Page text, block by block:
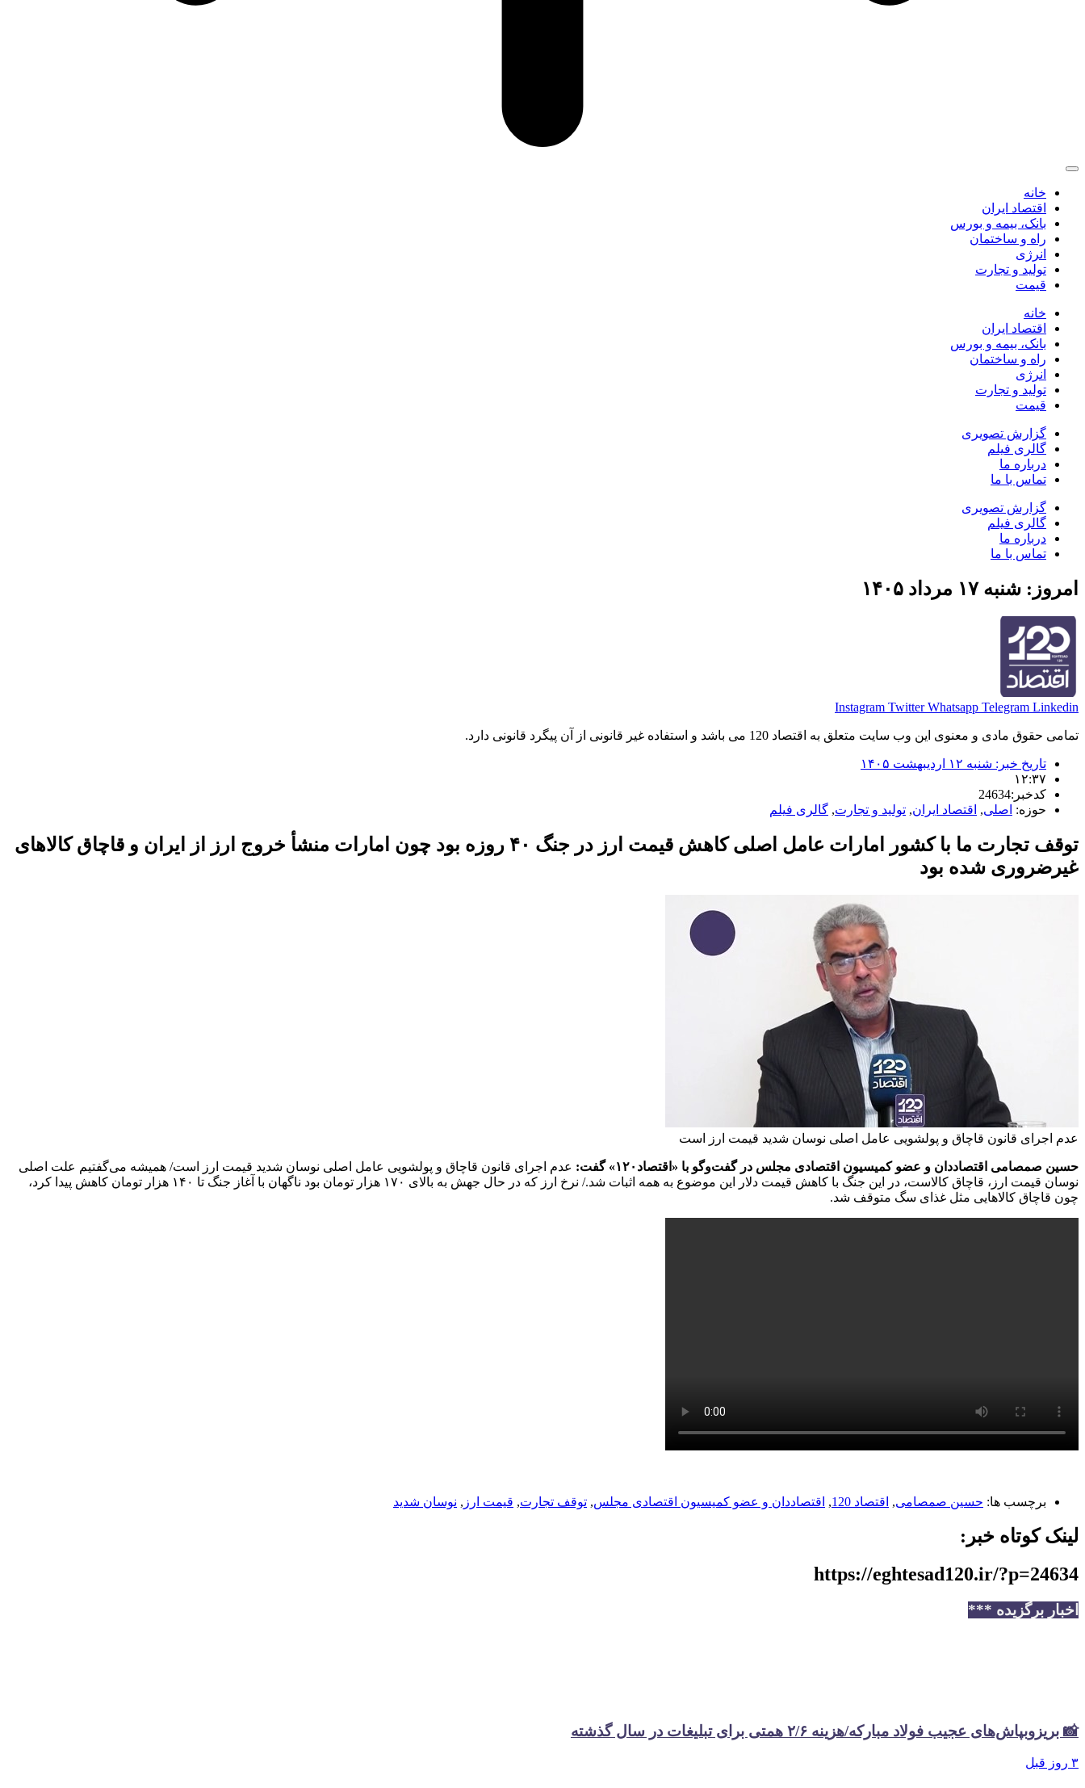
خانه
اقتصاد ایران
بانک، بیمه و بورس
راه و ساختمان
انرژی
تولید و تجارت
قیمت
خانه
اقتصاد ایران
بانک، بیمه و بورس
راه و ساختمان
انرژی
تولید و تجارت
قیمت
گزارش تصویری
گالری فیلم
درباره ما
تماس با ما
گزارش تصویری
گالری فیلم
درباره ما
تماس با ما
امروز: شنبه ۱۷ مرداد ۱۴۰۵
Instagram Twitter Whatsapp Telegram Linkedin
تمامی حقوق مادی و معنوی این وب سایت متعلق به اقتصاد 120 می باشد و استفاده غیر قانونی از آن پیگرد قانونی دارد.
تاریخ خبر: شنبه ۱۲ اردیبهشت ۱۴۰۵
۱۲:۳۷
کدخبر:24634
حوزه: اصلی, اقتصاد ایران, تولید و تجارت, گالری فیلم
توقف تجارت ما با کشور امارات عامل اصلی کاهش قیمت ارز در جنگ ۴۰ روزه بود چون امارات منشأ خروج ارز از ایران و قاچاق کالاهای
غیرضروری شده بود
عدم اجرای قانون قاچاق و پولشویی عامل اصلی نوسان شدید قیمت ارز است
حسین صمصامی اقتصاددان و عضو کمیسیون اقتصادی مجلس در گفت‌وگو با «اقتصاد۱۲۰» گفت:
عدم اجرای قانون قاچاق و پولشویی عامل اصلی نوسان شدید قیمت ارز است/ همیشه می‌گفتیم علت اصلی
نوسان قیمت ارز، قاچاق کالاست، در این جنگ با کاهش قیمت دلار این موضوع به همه اثبات شد./ نرخ ارز که در حال جهش به بالای ۱۷۰ هزار تومان بود ناگهان با آغاز جنگ تا ۱۴۰ هزار تومان کاهش پیدا کرد،
چون قاچاق کالاهایی مثل غذای سگ متوقف شد.
برچسب ها: حسین صمصامی, اقتصاد 120 , اقتصاددان و عضو کمیسیون اقتصادی مجلس, توقف تجارت, قیمت ارز , نوسان شدید
لینک کوتاه خبر:
https://eghtesad120.ir/?p=24634
اخبار برگزیده ***
📸 بریزوبپاش‌های عجیب فولاد مبارکه/هزینه ۲/۶ همتی برای تبلیغات در سال گذشته
۳ روز قبل